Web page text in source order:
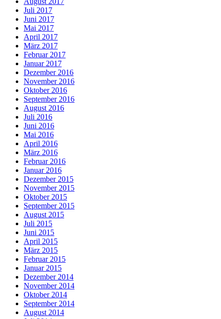
Juli 2017
Juni 2017
Mai 2017
April 2017
März 2017
Februar 2017
Januar 2017
Dezember 2016
November 2016
Oktober 2016
September 2016
August 2016
Juli 2016
Juni 2016
Mai 2016
April 2016
März 2016
Februar 2016
Januar 2016
Dezember 2015
November 2015
Oktober 2015
September 2015
August 2015
Juli 2015
Juni 2015
April 2015
März 2015
Februar 2015
Januar 2015
Dezember 2014
November 2014
Oktober 2014
September 2014
August 2014